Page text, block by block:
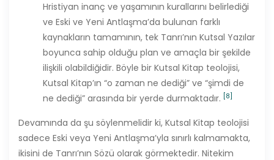
Hristiyan inanç ve yaşamının kurallarını belirlediği
ve Eski ve Yeni Antlaşma’da bulunan farklı
kaynakların tamamının, tek Tanrı’nın Kutsal Yazılar
boyunca sahip olduğu plan ve amaçla bir şekilde
ilişkili olabildiğidir. Böyle bir Kutsal Kitap teolojisi,
Kutsal Kitap’ın “o zaman ne dediği” ve “şimdi de
ne dediği” arasında bir yerde durmaktadır.
[8]
Devamında da şu söylenmelidir ki, Kutsal Kitap teolojisi
sadece Eski veya Yeni Antlaşma’yla sınırlı kalmamakta,
ikisini de Tanrı’nın Sözü olarak görmektedir. Nitekim